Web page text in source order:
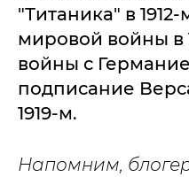
"Титаника" в
мировой войны в
войны с
подписание
1919-м.
Напомним,